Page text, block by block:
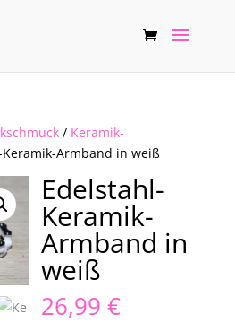
/ Keramik-
Armband in weiß
Edelstahl-
Keramik-
Armband in
weiß
26,99€